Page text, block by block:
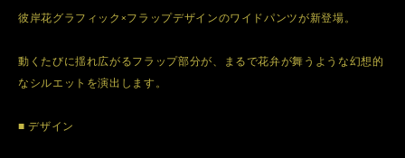
彼岸花グラフィック×フラップデザインのワイドパンツが新登場。
動くたびに揺れ広がるフラップ部分が、まるで花弁が舞うような幻想的
なシルエットを演出します。
■ デザイン